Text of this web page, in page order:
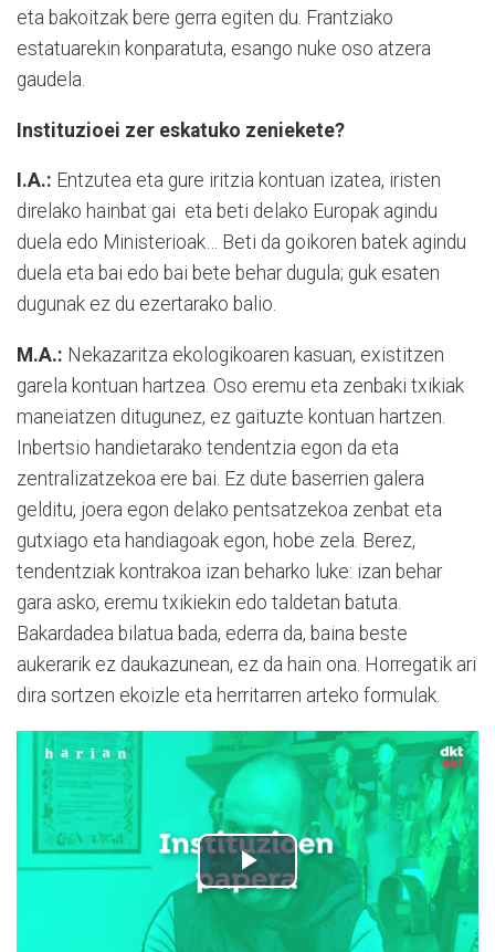
eta bakoitzak bere gerra egiten du. Frantziako
estatuarekin konparatuta, esango nuke oso atzera
gaudela.
Instituzioei zer eskatuko zeniekete?
I.A.: Entzutea eta gure iritzia kontuan izatea, iristen
direlako hainbat gai eta beti delako Europak agindu
duela edo Ministerioak… Beti da goikoren batek agindu
duela eta bai edo bai bete behar dugula; guk esaten
dugunak ez du ezertarako balio.
M.A.: Nekazaritza ekologikoaren kasuan, existitzen
garela kontuan hartzea. Oso eremu eta zenbaki txikiak
maneiatzen ditugunez, ez gaituzte kontuan hartzen.
Inbertsio handietarako tendentzia egon da eta
zentralizatzekoa ere bai. Ez dute baserrien galera
gelditu, joera egon delako pentsatzekoa zenbat eta
gutxiago eta handiagoak egon, hobe zela. Berez,
tendentziak kontrakoa izan beharko luke: izan behar
gara asko, eremu txikiekin edo taldetan batuta.
Bakardadea bilatua bada, ederra da, baina beste
aukerarik ez daukazunean, ez da hain ona. Horregatik ari
dira sortzen ekoizle eta herritarren arteko formulak.